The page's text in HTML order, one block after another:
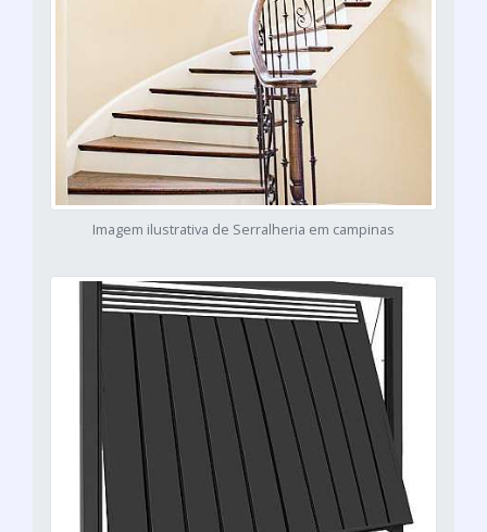
Imagem ilustrativa de Serralheria em campinas